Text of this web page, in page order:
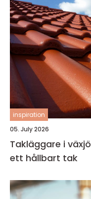
inspiration
05. July 2026
Takläggare i växjö så väljer du rätt och får
ett hållbart tak